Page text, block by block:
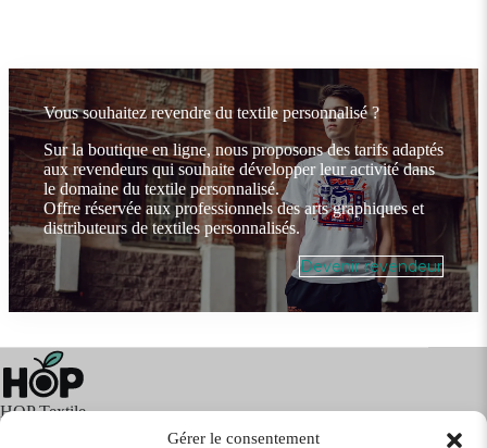
Gérer le consentement
Vous souhaitez revendre du textile personnalisé ?
Sur la boutique en ligne, nous proposons des tarifs adaptés
aux revendeurs qui souhaite développer leur activité dans
le domaine du textile personnalisé.
Offre réservée aux professionnels des arts graphiques et
distributeurs de textiles personnalisés.
Devenir revendeur
HOP Textile